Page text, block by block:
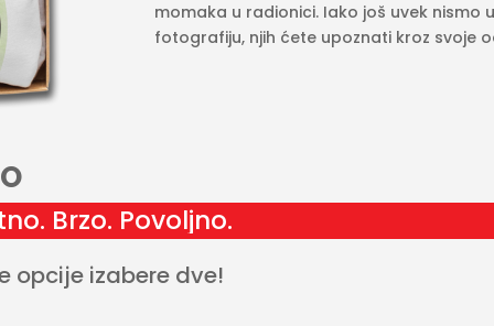
momaka u radionici. Iako još uvek nismo
fotografiju, njih ćete upoznati kroz svoje
Brzo. Povoljno.
opcije izabere dve!